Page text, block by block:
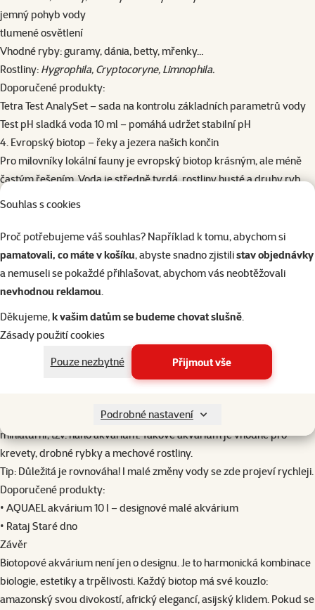
Souhlas s cookies
Proč potřebujeme váš souhlas? Například k tomu, abychom si
pamatovali, co máte v košíku, abyste snadno zjistilistav objednávky
a nemuseli se pokaždé přihlašovat, abychom vás neobtěžovali
nevhodnou reklamou.
Děkujeme,k vašim datům se budeme chovat slušně.
Zásady použití cookies
Pouze nezbytné
Přijmout vše
Podrobné nastavení
​​​​​​​jemný pohyb vody
tlumené osvětlení
Vhodné ryby: guramy, dánia, betty, mřenky…
Rostliny: Hygrophila, Cryptocoryne, Limnophila.
Doporučené produkty:
Tetra Test AnalySet– sada na kontrolu základních parametrů vody
Test pH sladká voda 10 ml – pomáhá udržet stabilní pH
4. Evropský biotop – řeky a jezera našich končin
Pro milovníky lokální fauny je evropský biotop krásným, ale méně
častým řešením. Voda je středně tvrdá, rostliny husté a druhy ryb
známé z přírody.
písčité dno, kořeny, kameny
rostliny jako elodea, ceratophyllum, valisnerie
mírné proudění Vhodné ryby: karasi, kaprovité druhy…
Doporučené produkty:
Eheim SUBSTRAT pro
Fluval Filter 307 1150 l/h
– výkonný vnější filtr s tichým chodem
(pozn.: tento filtr má omezenou dostupnost)
5. Nano biotopy – malé, ale živé svět
Pokud máte doma málo prostoru, biotopové akvárium může být i
miniaturní, tzv. nano akvárium. Takové akvárium je vhodné pro
krevety, drobné rybky a mechové rostliny.
Tip: Důležitá je rovnováha! I malé změny vody se zde projeví rychleji.
Doporučené produkty:
• AQUAEL akvárium 10 l – designové malé akvárium
• Rataj Staré dno
Závěr
Biotopové akvárium není jen o designu. Je to harmonická kombinace
biologie, estetiky a trpělivosti. Každý biotop má své kouzlo:
amazonský svou divokostí, africký elegancí, asijský klidem. Pokud se